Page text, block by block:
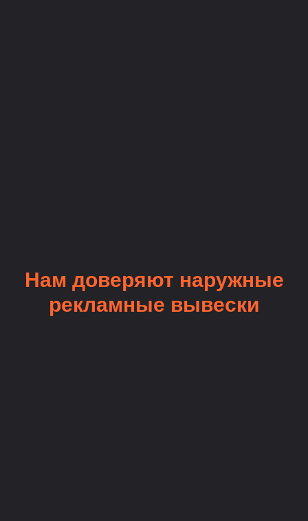
Нам доверяют наружные
рекламные вывески